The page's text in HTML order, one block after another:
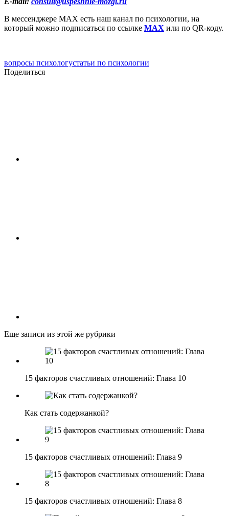
В мессенджере MAX есть наш канал по психологии, на
который можно подписаться по ссылке MAX или по QR-коду.
вопросы психологустатьи по психологии
Поделиться
Еще записи из этой же рубрики
15 факторов счастливых отношений: Глава 10
Как стать содержанкой?
15 факторов счастливых отношений: Глава 9
15 факторов счастливых отношений: Глава 8